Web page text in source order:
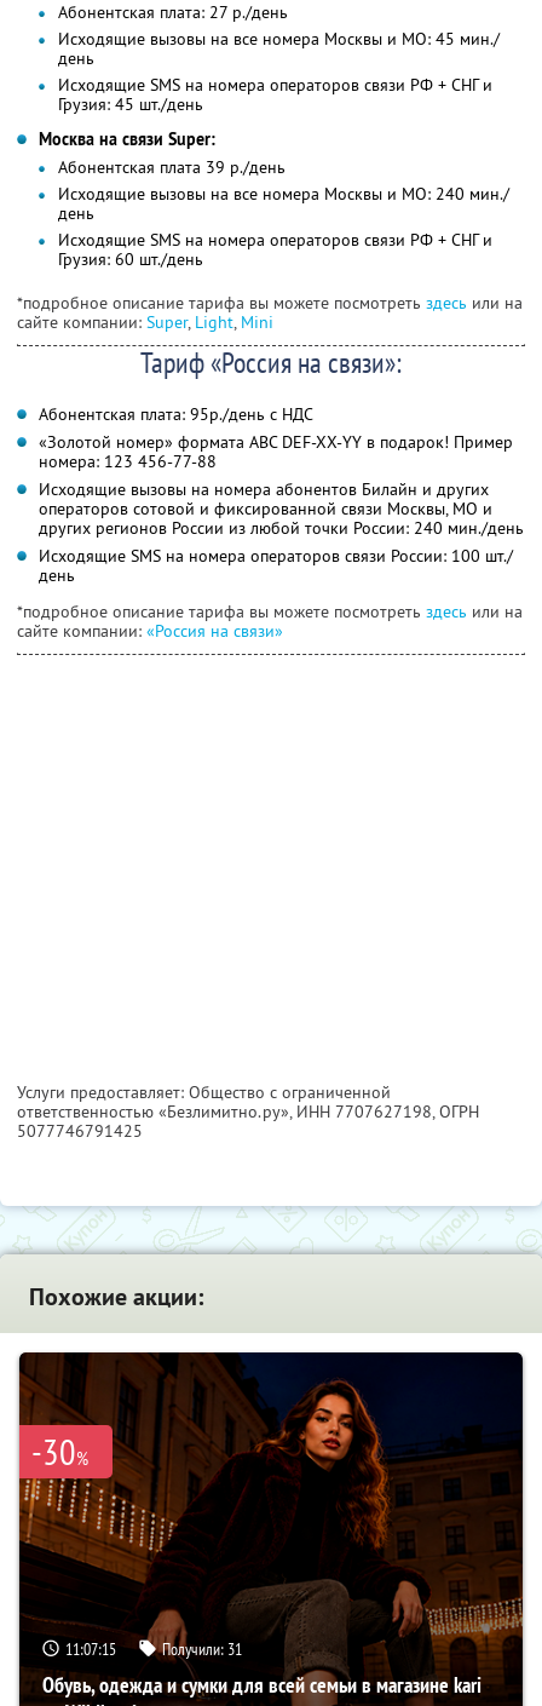
Абонентская плата: 27 р./день
Исходящие вызовы на все номера Москвы и МО: 45 мин./
день
Исходящие SMS на номера операторов связи РФ + СНГ и
Грузия: 45 шт./день
Москва на связи Super:
Абонентская плата 39 р./день
Исходящие вызовы на все номера Москвы и МО: 240 мин./
день
Исходящие SMS на номера операторов связи РФ + СНГ и
Грузия: 60 шт./день
*подробное описание тарифа вы можете посмотреть здесь или на
сайте компании: Super, Light, Mini
Тариф «Россия на связи»:
Абонентская плата: 95р./день с НДС
«Золотой номер» формата ABC DEF-XX-YY в подарок! Пример
номера: 123 456-77-88
Исходящие вызовы на номера абонентов Билайн и других
операторов сотовой и фиксированной связи Москвы, МО и
других регионов России из любой точки России: 240 мин./день
Исходящие SMS на номера операторов связи России: 100 шт./
день
*подробное описание тарифа вы можете посмотреть здесь или на
сайте компании: «Россия на связи»
Услуги предоставляет: Общество с ограниченной
ответственностью «Безлимитно.ру», ИНН 7707627198, ОГРН
5077746791425
Похожие акции:
-30%
11:07:13 Получили: 31
Обувь, одежда и сумки для всей семьи в магазине kari